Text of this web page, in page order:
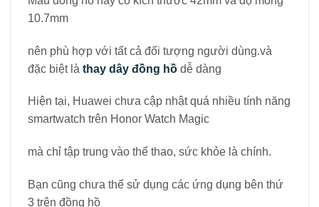
10.7mm
nên phù hợp với tất cả đối tượng người dùng.và
đặc biệt là thay dây đồng hồ dễ dàng
Hiện tại, Huawei chưa cập nhật quá nhiều tính năng
smartwatch trên Honor Watch Magic
mà chỉ tập trung vào thể thao, sức khỏe là chính.
Bạn cũng chưa thể sử dụng các ứng dụng bên thứ
3 trên đồng hồ